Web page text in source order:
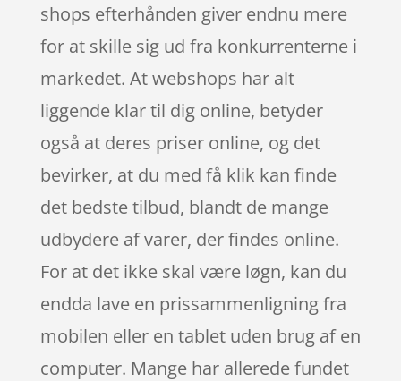
shops efterhånden giver endnu mere
for at skille sig ud fra konkurrenterne i
markedet. At webshops har alt
liggende klar til dig online, betyder
også at deres priser online, og det
bevirker, at du med få klik kan finde
det bedste tilbud, blandt de mange
udbydere af varer, der findes online.
For at det ikke skal være løgn, kan du
endda lave en prissammenligning fra
mobilen eller en tablet uden brug af en
computer. Mange har allerede fundet